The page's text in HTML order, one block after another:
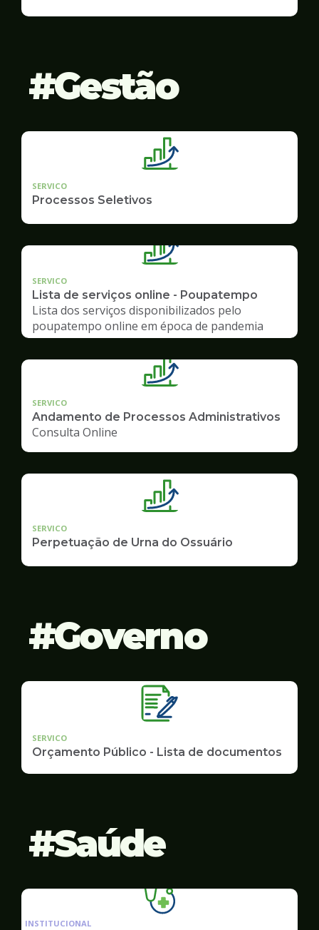
Finanças
Gestão
SERVICO
Processos Seletivos
SERVICO
Lista de serviços online - Poupatempo
Lista dos serviços disponibilizados pelo
poupatempo online em época de pandemia
SERVICO
Andamento de Processos Administrativos
Consulta Online
SERVICO
Perpetuação de Urna do Ossuário
Governo
SERVICO
Orçamento Público - Lista de documentos
Saúde
Ilustração
da
INSTITUCIONAL